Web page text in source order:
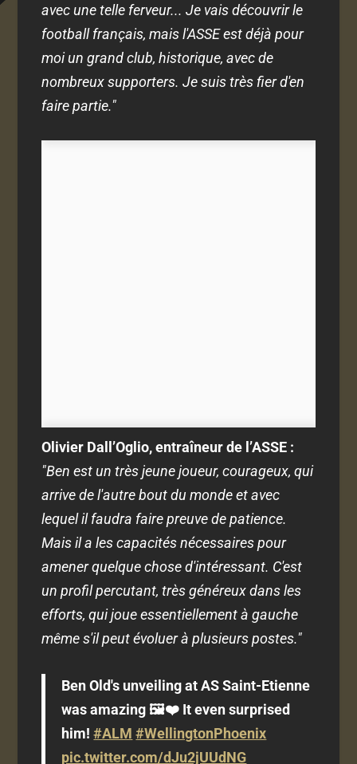
avec une telle ferveur... Je vais découvrir le
football français, mais l'ASSE est déjà pour
moi un grand club, historique, avec de
nombreux supporters. Je suis très fier d'en
faire partie."
Olivier Dall’Oglio, entraîneur de l’ASSE :
"Ben est un très jeune joueur, courageux, qui
arrive de l'autre bout du monde et avec
lequel il faudra faire preuve de patience.
Mais il a les capacités nécessaires pour
amener quelque chose d'intéressant. C'est
un profil percutant, très généreux dans les
efforts, qui joue essentiellement à gauche
même s'il peut évoluer à plusieurs postes."
Ben Old's unveiling at AS Saint-Etienne
was amazing 🖼️❤️ It even surprised
him!#ALM #WellingtonPhoenix
pic.twitter.com/dJu2jUUdNG